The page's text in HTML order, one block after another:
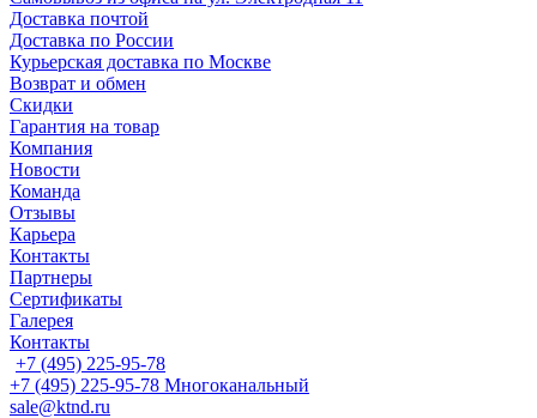
Доставка почтой
Доставка по России
Курьерская доставка по Москве
Возврат и обмен
Скидки
Гарантия на товар
Компания
Новости
Команда
Отзывы
Карьера
Контакты
Партнеры
Сертификаты
Галерея
Контакты
+7 (495) 225-95-78
+7 (495) 225-95-78 Многоканальный
sale@ktnd.ru